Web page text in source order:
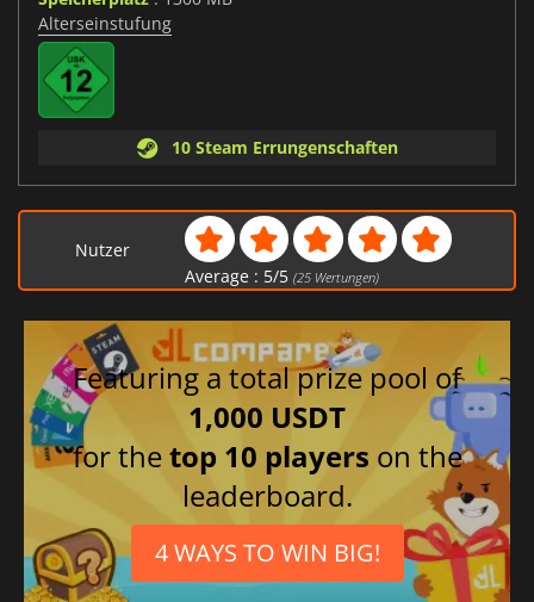
Alterseinstufung
10 Steam Errungenschaften
Nutzer
Average : 5/5 (25Wertungen)
Featuring a total prize pool of
1,000 USDT
for thetop 10 players on the
leaderboard.
4 WAYS TO WIN BIG!